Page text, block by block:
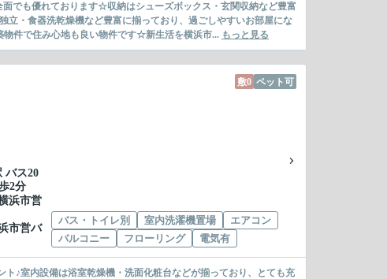
でも優れております☆収納はシューズボックス・玄関収納など豊富
・食器洗乾燥機など豊富に揃っており、過ごしやすいお部屋にな
件で住み心地も良い物件です☆新生活を横浜市... もっと見る
敷0 ペット可
バス20
2分
浜市営
市営バ
バス・トイレ別 室内洗濯機置場
エアコン
バルコニー
フローリング 電気有
♪室内設備は浴室乾燥機・洗面化粧台などが揃っており、とても充